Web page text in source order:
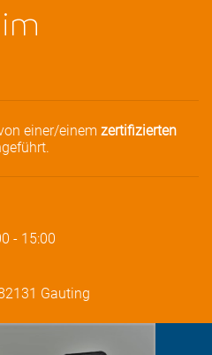
einer/einem zertifizierten
- 15:00
Gauting